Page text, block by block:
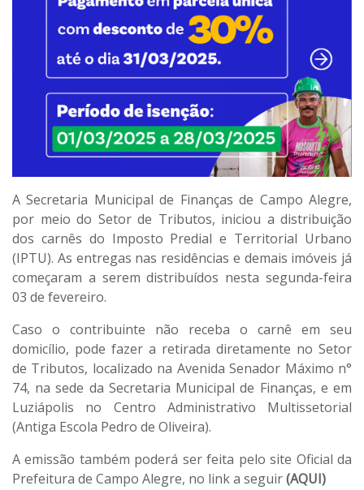
A Secretaria Municipal de Finanças de Campo Alegre,
por meio do Setor de Tributos, iniciou a distribuição
dos carnês do Imposto Predial e Territorial Urbano
(IPTU). As entregas nas residências e demais imóveis já
começaram a serem distribuídos nesta segunda-feira
03 de fevereiro.
Caso o contribuinte não receba o carnê em seu
domicílio, pode fazer a retirada diretamente no Setor
de Tributos, localizado na Avenida Senador Máximo n°
74, na sede da Secretaria Municipal de Finanças, e em
Luziápolis no Centro Administrativo Multissetorial
(Antiga Escola Pedro de Oliveira).
A emissão também poderá ser feita pelo site Oficial da
Prefeitura de Campo Alegre, no link a seguir(AQUI)